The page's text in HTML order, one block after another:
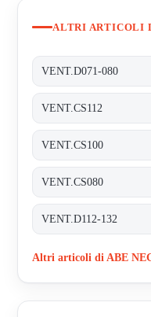
ALTRI ARTICOLI
VENT.D071-080
VENT.CS112
VENT.CS100
VENT.CS080
VENT.D112-132
Altri articoli di ABE